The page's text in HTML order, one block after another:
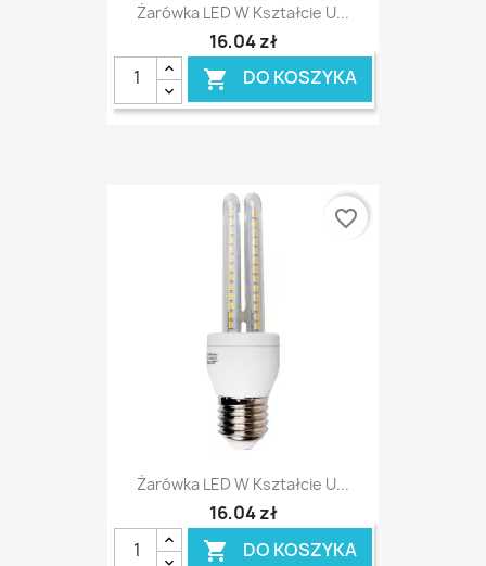
Żarówka LED W Kształcie U...
16,04 zł
 DO KOSZYKA
Żarówka LED W Kształcie U...
16,04 zł
 DO KOSZYKA
favorite_border